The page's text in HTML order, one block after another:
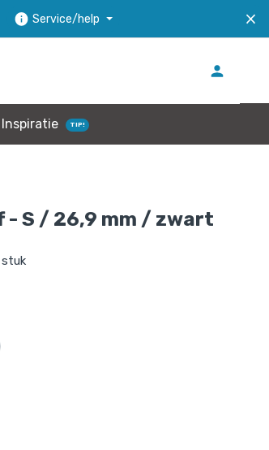
Service/help
Inspiratie TIP!
- S / 26,9 mm / zwart